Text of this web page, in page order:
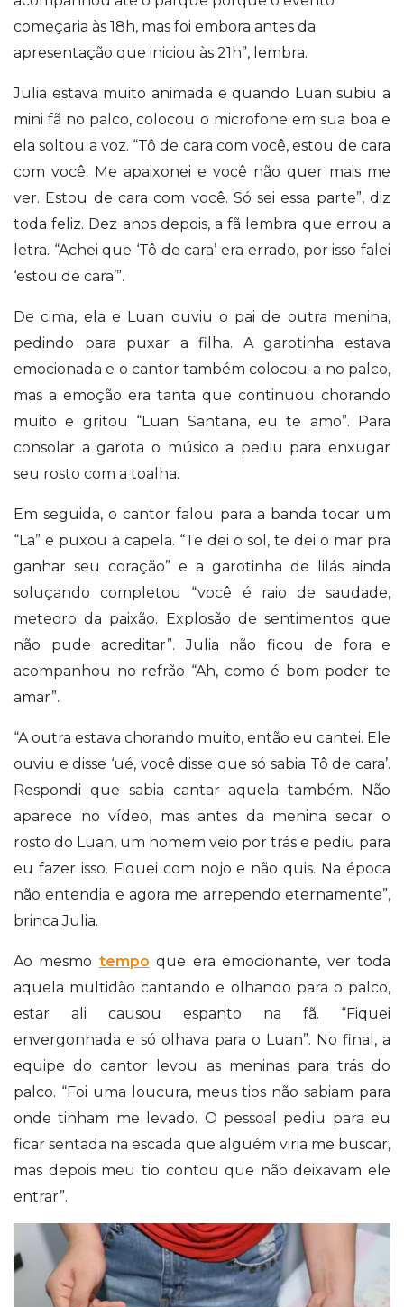
começaria às 18h, mas foi embora antes da
apresentação que iniciou às 21h”, lembra.
Julia estava muito animada e quando Luan subiu a
mini fã no palco, colocou o microfone em sua boa e
ela soltou a voz. “Tô de cara com você, estou de cara
com você. Me apaixonei e você não quer mais me
ver. Estou de cara com você. Só sei essa parte”, diz
toda feliz. Dez anos depois, a fã lembra que errou a
letra. “Achei que ‘Tô de cara’ era errado, por isso falei
‘estou de cara’”.
De cima, ela e Luan ouviu o pai de outra menina,
pedindo para puxar a filha. A garotinha estava
emocionada e o cantor também colocou-a no palco,
mas a emoção era tanta que continuou chorando
muito e gritou “Luan Santana, eu te amo”. Para
consolar a garota o músico a pediu para enxugar
seu rosto com a toalha.
Em seguida, o cantor falou para a banda tocar um
“La” e puxou a capela. “Te dei o sol, te dei o mar pra
ganhar seu coração” e a garotinha de lilás ainda
soluçando completou “você é raio de saudade,
meteoro da paixão. Explosão de sentimentos que
não pude acreditar”. Julia não ficou de fora e
acompanhou no refrão “Ah, como é bom poder te
amar”.
“A outra estava chorando muito, então eu cantei. Ele
ouviu e disse ‘ué, você disse que só sabia Tô de cara’.
Respondi que sabia cantar aquela também. Não
aparece no vídeo, mas antes da menina secar o
rosto do Luan, um homem veio por trás e pediu para
eu fazer isso. Fiquei com nojo e não quis. Na época
não entendia e agora me arrependo eternamente”,
brinca Julia.
Ao mesmo tempo que era emocionante, ver toda
aquela multidão cantando e olhando para o palco,
estar ali causou espanto na fã. “Fiquei
envergonhada e só olhava para o Luan”. No final, a
equipe do cantor levou as meninas para trás do
palco. “Foi uma loucura, meus tios não sabiam para
onde tinham me levado. O pessoal pediu para eu
ficar sentada na escada que alguém viria me buscar,
mas depois meu tio contou que não deixavam ele
entrar”.